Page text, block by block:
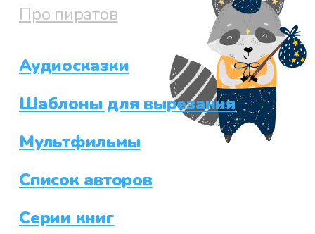
Про пиратов
Аудиосказки
Шаблоны для вырезания
Мультфильмы
Список авторов
Серии книг